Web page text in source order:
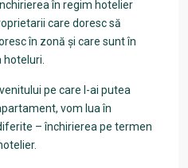
în regim hotelier
care doresc să
în zonă și care sunt în
pe care l-ai putea
vom lua în
– închirierea pe termen